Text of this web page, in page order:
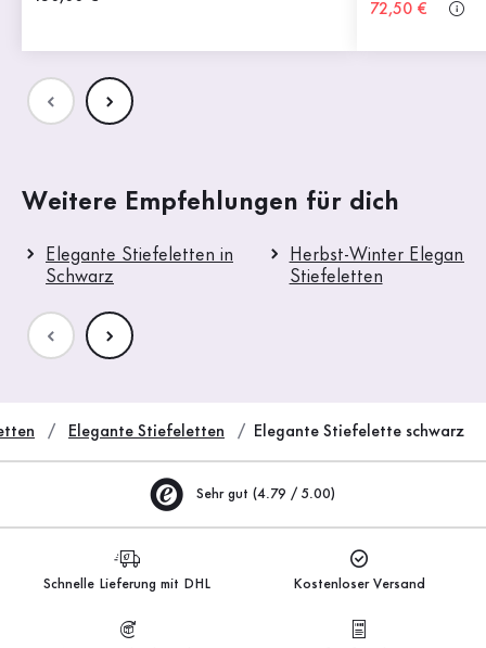
Neuer Preis
72,50 €
Weitere Empfehlungen für dich
Elegante Stiefeletten in
Schwarz
Herbst-Winter Elegante
Stiefeletten
Elegante Stiefeletten Elegante Stiefelette schwarz
Sehr gut (4.79 / 5.00)
Schnelle Lieferung mit DHL Kostenloser Versand